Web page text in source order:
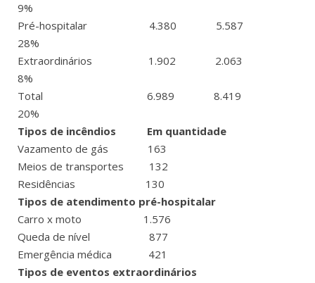
9%
Pré-hospitalar 4.380 5.587
28%
Extraordinários 1.902 2.063
8%
Total 6.989 8.419
20%
Tipos de incêndios Em quantidade
Vazamento de gás 163
Meios de transportes 132
Residências 130
Tipos de atendimento pré-hospitalar
Carro x moto 1.576
Queda de nível 877
Emergência médica 421
Tipos de eventos extraordinários